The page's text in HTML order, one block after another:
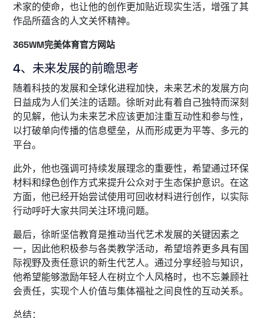
术家的使命，也让他的创作更加贴近现实生活，增强了其
作品所蕴含的人文关怀精神。
365WM完美体育官方网站
4、未来发展的前瞻思考
随着科技的发展和全球化进程加快，未来艺术的发展方向
日益成为人们关注的话题。徐昕对此有着自己独特而深刻
的见解，他认为未来艺术应该更加注重互动性和参与性，
以打破单向传播的信息壁垒，从而形成更为平等、多元的
平台。
此外，他也强调可持续发展理念的重要性，希望通过环保
材料和绿色创作方式来提升公众对于生态保护意识。在这
方面，他已经开始尝试使用可回收材料进行创作，以实际
行动呼吁大家共同关注环境问题。
最后，徐昕坚信教育是推动当代艺术发展的关键因素之
一，因此他积极参与各类教学活动，希望培养更多具有国
际视野及责任意识的新生代艺人。通过分享经验与知识，
他希望能够激励年轻人在树立个人风格时，也不忘兼顾社
会责任，实现个人价值与集体福祉之间良性的互动关系。
总结：